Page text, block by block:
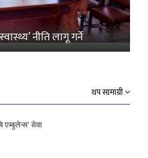
नीति लागू गर्ने
थप सामाग्री
एम्बुलेन्स’ सेवा